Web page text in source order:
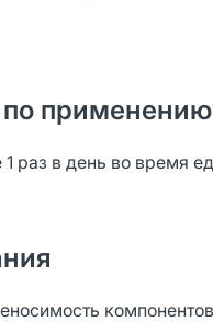
применению
1 раз в день во